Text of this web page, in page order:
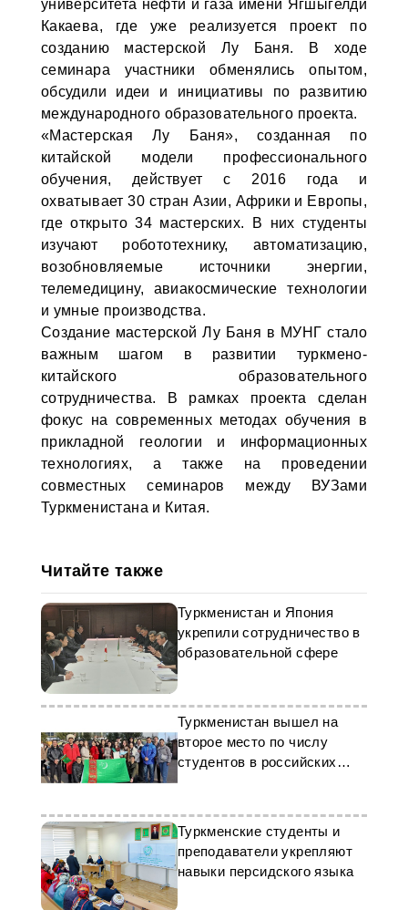
университета нефти и газа имени Ягшыгелди
Какаева, где уже реализуется проект по
созданию мастерской Лу Баня. В ходе
семинара участники обменялись опытом,
обсудили идеи и инициативы по развитию
международного образовательного проекта.
«Мастерская Лу Баня», созданная по
китайской модели профессионального
обучения, действует с 2016 года и
охватывает 30 стран Азии, Африки и Европы,
где открыто 34 мастерских. В них студенты
изучают робототехнику, автоматизацию,
возобновляемые источники энергии,
телемедицину, авиакосмические технологии
и умные производства.
Создание мастерской Лу Баня в МУНГ стало
важным шагом в развитии туркмено-
китайского образовательного
сотрудничества. В рамках проекта сделан
фокус на современных методах обучения в
прикладной геологии и информационных
технологиях, а также на проведении
совместных семинаров между ВУЗами
Туркменистана и Китая.
Читайте также
Туркменистан и Япония
укрепили сотрудничество в
образовательной сфере
Туркменистан вышел на
второе место по числу
студентов в российских
ВУЗах
Туркменские студенты и
преподаватели укрепляют
навыки персидского языка